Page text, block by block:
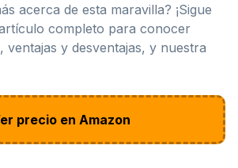
acerca de esta maravilla? ¡Sigue
completo para conocer
ventajas y desventajas, y nuestra
precio en Amazon